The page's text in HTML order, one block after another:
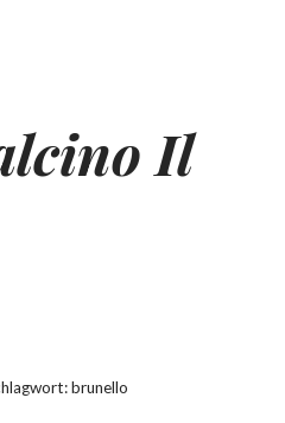
Il
brunello